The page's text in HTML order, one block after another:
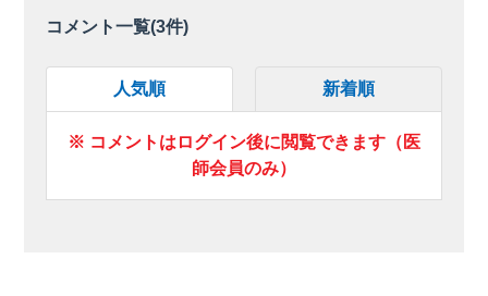
コメント一覧(3件)
人気順 新着順
※ コメントはログイン後に閲覧できます（医
師会員のみ）